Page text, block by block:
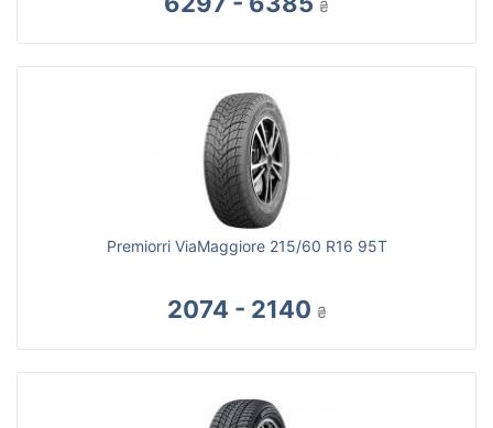
₴
Premiorri ViaMaggiore 215/60 R16 95T
2074 - 2140 ₴